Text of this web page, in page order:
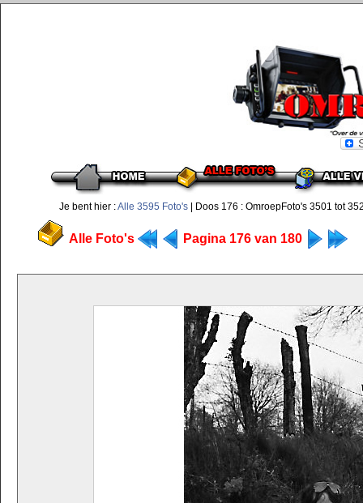
Je bent hier :Alle 3595 Foto's | Doos 176 : OmroepFoto's 3501 tot
Alle Foto's Pagina 176 van 180